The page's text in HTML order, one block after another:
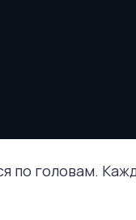
по головам.